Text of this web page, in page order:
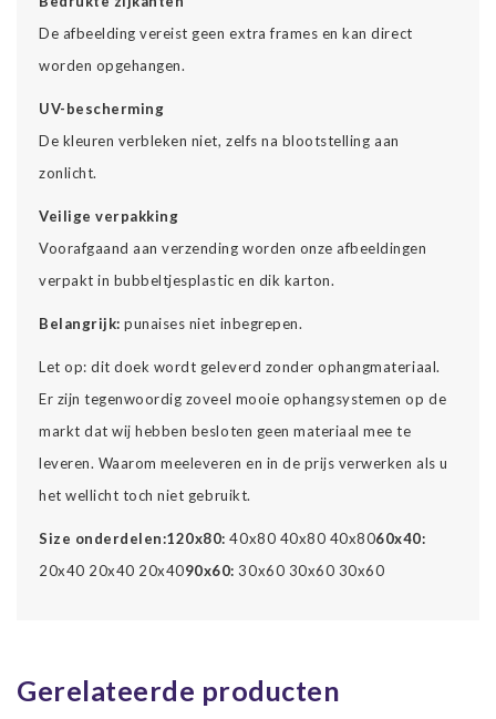
De afbeelding vereist geen extra frames en kan direct
worden opgehangen.
UV-bescherming
De kleuren verbleken niet, zelfs na blootstelling aan
zonlicht.
Veilige verpakking
Voorafgaand aan verzending worden onze afbeeldingen
verpakt in bubbeltjesplastic en dik karton.
Belangrijk: punaises niet inbegrepen.
Let op: dit doek wordt geleverd zonder ophangmateriaal.
Er zijn tegenwoordig zoveel mooie ophangsystemen op de
markt dat wij hebben besloten geen materiaal mee te
leveren. Waarom meeleveren en in de prijs verwerken als u
het wellicht toch niet gebruikt.
Size onderdelen:120x80: 40x80 40x80 40x8060x40:
20x40 20x40 20x4090x60: 30x60 30x60 30x60
Gerelateerde producten